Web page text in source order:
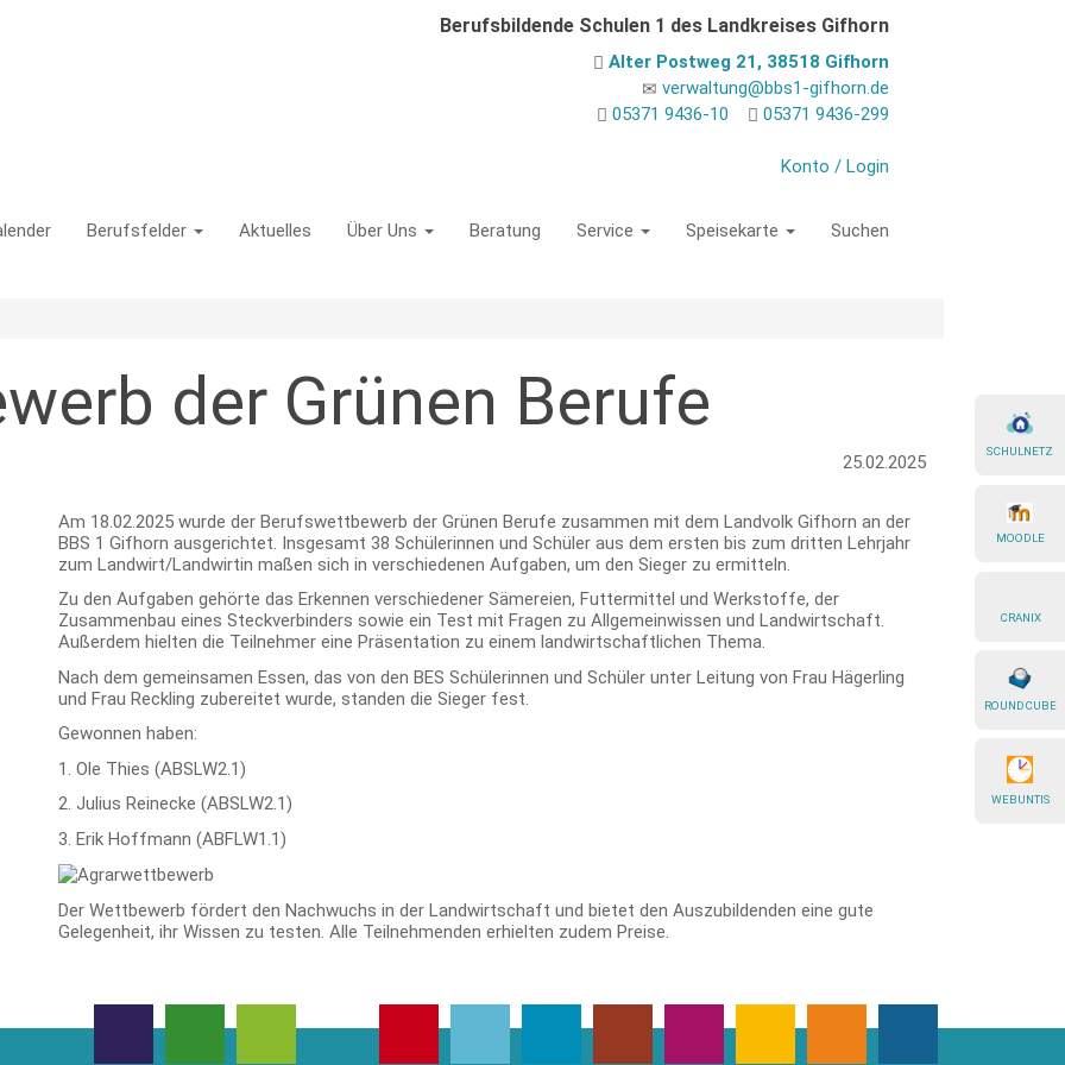
Berufsbildende Schulen 1 des Landkreises Gifhorn
Alter Postweg 21, 38518 Gifhorn
verwaltung@bbs1-gifhorn.de
05371 9436-10
05371 9436-299
Konto / Login
Berufsfelder Aktuelles Über Uns Beratung Service Speisekarte Suchen
der Grünen Berufe
25.02.2025
Am 18.02.2025 wurde der Berufswettbewerb der Grünen Berufe zusammen mit dem Landvolk Gifhorn an der
BBS 1 Gifhorn ausgerichtet. Insgesamt 38 Schülerinnen und Schüler aus dem ersten bis zum dritten Lehrjahr
zum Landwirt/Landwirtin maßen sich in verschiedenen Aufgaben, um den Sieger zu ermitteln.
Zu den Aufgaben gehörte das Erkennen verschiedener Sämereien, Futtermittel und Werkstoffe, der
Zusammenbau eines Steckverbinders sowie ein Test mit Fragen zu Allgemeinwissen und Landwirtschaft.
Außerdem hielten die Teilnehmer eine Präsentation zu einem landwirtschaftlichen Thema.
Nach dem gemeinsamen Essen, das von den BES Schülerinnen und Schüler unter Leitung von Frau Hägerling
und Frau Reckling zubereitet wurde, standen die Sieger fest.
Gewonnen haben:
1. Ole Thies (ABSLW2.1)
2. Julius Reinecke (ABSLW2.1)
3. Erik Hoffmann (ABFLW1.1)
Der Wettbewerb fördert den Nachwuchs in der Landwirtschaft und bietet den Auszubildenden eine gute
Gelegenheit, ihr Wissen zu testen. Alle Teilnehmenden erhielten zudem Preise.
SCHULNETZ
MOODLE
CRANIX
ROUNDCUBE
WEBUNTIS